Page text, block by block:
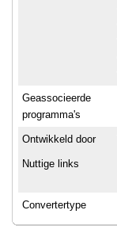
Geassocieerde
programma's
Ontwikkeld door
Nuttige links
Convertertype